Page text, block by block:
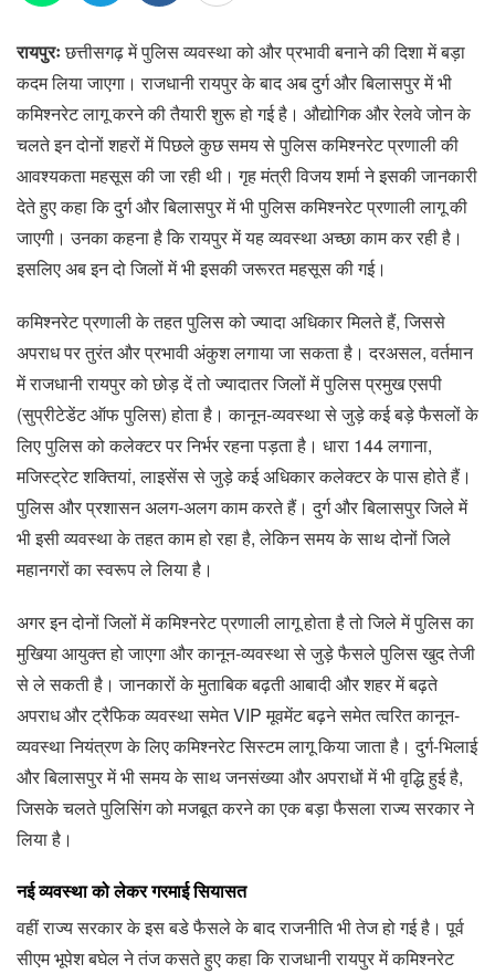
रायपुरःछत्तीसगढ़ में पुलिस व्यवस्था को और प्रभावी बनाने की दिशा में बड़ा
कदम लिया जाएगा। राजधानी रायपुर के बाद अब दुर्ग और बिलासपुर में भी
कमिश्नरेट लागू करने की तैयारी शुरू हो गई है। औद्योगिक और रेलवे जोन के
चलते इन दोनों शहरों में पिछले कुछ समय से पुलिस कमिश्नरेट प्रणाली की
आवश्यकता महसूस की जा रही थी। गृह मंत्री विजय शर्मा ने इसकी जानकारी
देते हुए कहा कि दुर्ग और बिलासपुर में भी पुलिस कमिश्नरेट प्रणाली लागू की
जाएगी। उनका कहना है कि रायपुर में यह व्यवस्था अच्छा काम कर रही है।
इसलिए अब इन दो जिलों में भी इसकी जरूरत महसूस की गई।
कमिश्नरेट प्रणाली के तहत पुलिस को ज्यादा अधिकार मिलते हैं, जिससे
अपराध पर तुरंत और प्रभावी अंकुश लगाया जा सकता है। दरअसल, वर्तमान
में राजधानी रायपुर को छोड़ दें तो ज्यादातर जिलों में पुलिस प्रमुख एसपी
(सुप्रीटेडेंट ऑफ पुलिस) होता है। कानून-व्यवस्था से जुड़े कई बड़े फैसलों के
लिए पुलिस को कलेक्टर पर निर्भर रहना पड़ता है। धारा 144 लगाना,
मजिस्ट्रेट शक्तियां, लाइसेंस से जुड़े कई अधिकार कलेक्टर के पास होते हैं।
पुलिस और प्रशासन अलग-अलग काम करते हैं। दुर्ग और बिलासपुर जिले में
भी इसी व्यवस्था के तहत काम हो रहा है, लेकिन समय के साथ दोनों जिले
महानगरों का स्वरूप ले लिया है।
अगर इन दोनों जिलों में कमिश्नरेट प्रणाली लागू होता है तो जिले में पुलिस का
मुखिया आयुक्त हो जाएगा और कानून-व्यवस्था से जुड़े फैसले पुलिस खुद तेजी
से ले सकती है। जानकारों के मुताबिक बढ़ती आबादी और शहर में बढ़ते
अपराध और ट्रैफिक व्यवस्था समेत VIP मूवमेंट बढ़ने समेत त्वरित कानून-
व्यवस्था नियंत्रण के लिए कमिश्नरेट सिस्टम लागू किया जाता है। दुर्ग-भिलाई
और बिलासपुर में भी समय के साथ जनसंख्या और अपराधों में भी वृद्धि हुई है,
जिसके चलते पुलिसिंग को मजबूत करने का एक बड़ा फैसला राज्य सरकार ने
लिया है।
नई व्यवस्था को लेकर गरमाई सियासत
वहीं राज्य सरकार के इस बडे फैसले के बाद राजनीति भी तेज हो गई है। पूर्व
सीएम भूपेश बघेल ने तंज कसते हुए कहा कि राजधानी रायपुर में कमिश्नरेट